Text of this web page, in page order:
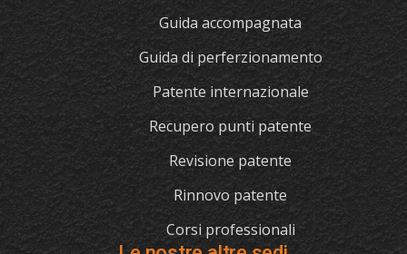
Guida accompagnata
Guida di perferzionamento
Patente internazionale
Recupero punti patente
Revisione patente
Rinnovo patente
Corsi professionali